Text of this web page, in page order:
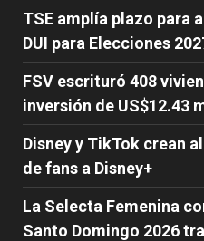
TSE amplía plazo para
DUI para Elecciones
FSV escrituró 408
inversión de US$12.43
Disney y TikTok crean
de fans a Disney+
La Selecta Femenina
Santo Domingo 2026